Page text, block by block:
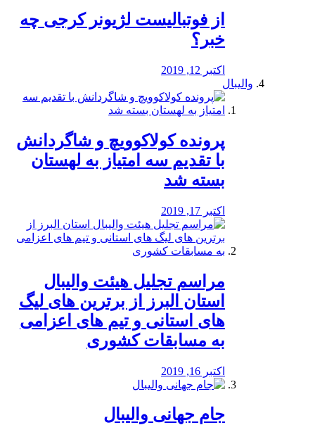
از فوتبالیست لژیونر کرجی چه
خبر؟
اکتبر 12, 2019
والیبال
پرونده کولاکوویچ و شاگردانش
با تقدیم سه امتیاز به لهستان
بسته شد
اکتبر 17, 2019
مراسم تجلیل هیئت والیبال
استان البرز از برترین های لیگ
های استانی و تیم های اعزامی
به مسابقات کشوری
اکتبر 16, 2019
جام جهانی والیبال